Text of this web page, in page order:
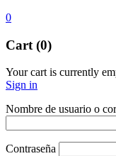
0
Cart (0)
Your cart is currently
Sign in
Nombre de usuario o
Contraseña